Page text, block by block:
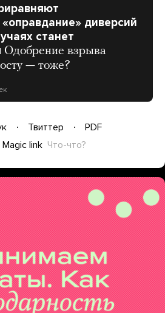
диверсий
станет
Одобрение взрыва
— тоже?
Твиттер
PDF
Magic link Что-что?